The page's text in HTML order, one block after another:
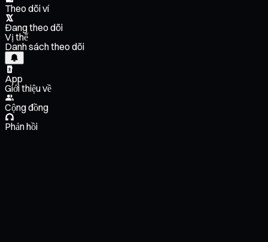
Theo dõi ví
Đang theo dõi
Vị thế
Danh sách theo dõi
App
Giới thiệu về
Cộng đồng
Phản hồi